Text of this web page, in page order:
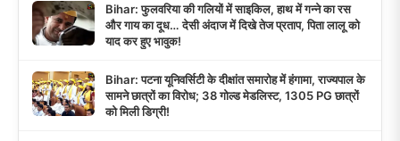
Bihar: फुलवरिया की गलियों में साइकिल, हाथ में गन्ने का रस
और गाय का दूध… देसी अंदाज में दिखे तेज प्रताप, पिता लालू को
याद कर हुए भावुक!
Bihar: पटना यूनिवर्सिटी के दीक्षांत समारोह में हंगामा, राज्यपाल के
सामने छात्रों का विरोध; 38 गोल्ड मेडलिस्ट, 1305 PG छात्रों
को मिली डिग्री!